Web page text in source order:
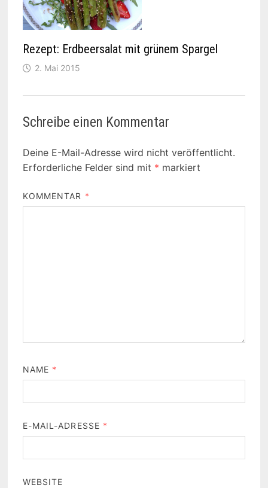
Rezept: Erdbeersalat mit grünem Spargel
2. Mai 2015
Schreibe einen Kommentar
Deine E-Mail-Adresse wird nicht veröffentlicht.
Erforderliche Felder sind mit * markiert
KOMMENTAR *
NAME *
E-MAIL-ADRESSE *
WEBSITE